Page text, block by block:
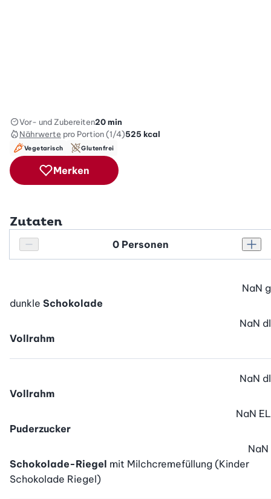
Vor- und Zubereiten20 min
Nährwerte pro Portion (1/4)525 kcal
Vegetarisch Glutenfrei
Merken
Zutaten
Personenanzahl verringern
Personenanzahl
dunkle Schokolade
NaN g
Vollrahm
NaN dl
Vollrahm
NaN dl
Puderzucker
NaN EL
Schokolade-Riegel mit Milchcremefüllung (Kinder
Schokolade Riegel)
NaN